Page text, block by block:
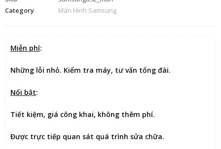
Category
Màn Hình Samsung
Miễn phí:
Những lỗi nhỏ. Kiểm tra máy, tư vấn tổng đài.
Nổi bật:
Tiết kiệm, giá công khai, không thêm phí.
Được trực tiếp quan sát quá trình sửa chữa.